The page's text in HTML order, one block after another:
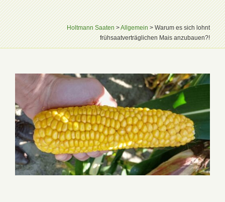
Holtmann Saaten>Allgemein>Warum es sich lohnt
frühsaatverträglichen Mais anzubauen?!